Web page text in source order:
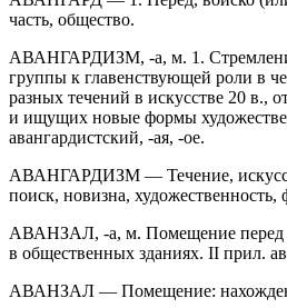
часть, общество.
АВАНГАРДИЗМ, -а, м. 1.
группы к главенствующей роли в
разных течений в искусстве 20 в.,
и ищущих новые формы
авангардистский, -ая, -ое.
АВАНГАРДИЗМ — Течение,
поиск, новизна, художественность,
АВАНЗАЛ, -а, м. Помещение перед
в общественных зданиях. II прил.
АВАНЗАЛ — Помещение: